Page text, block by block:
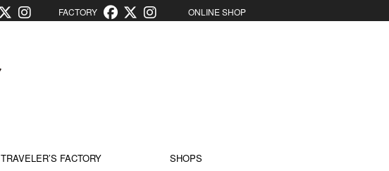
FACTORY ONLINE SHOP
TRAVELER’S FACTORY SHOPS